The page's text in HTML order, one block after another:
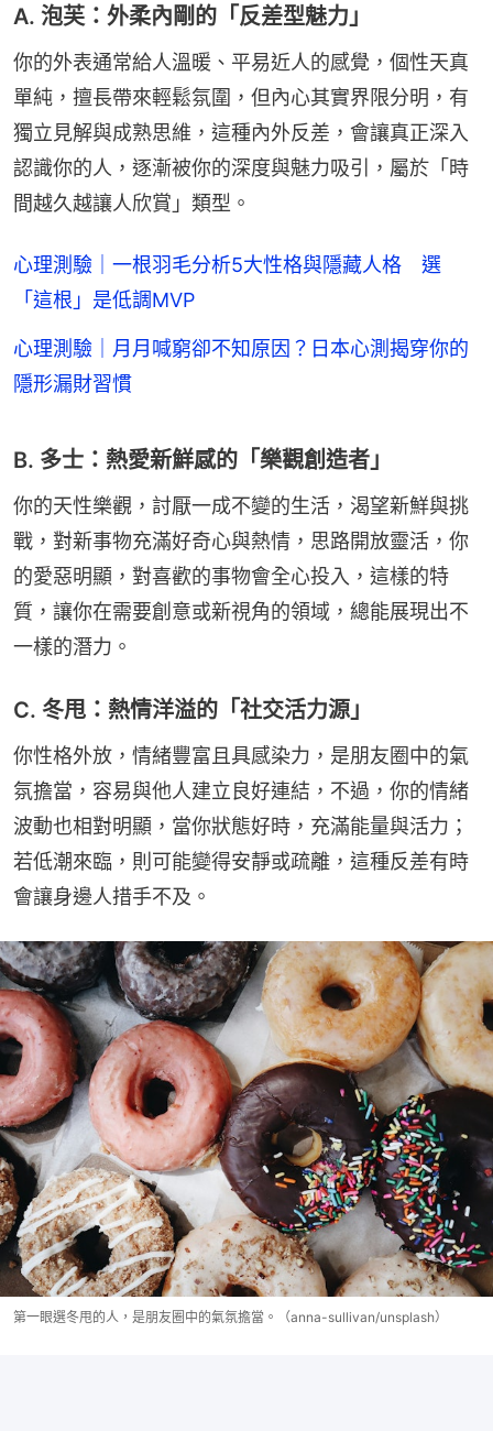
A. 泡芙：外柔內剛的「反差型魅力」
你的外表通常給人溫暖、平易近人的感覺，個性天真
單純，擅長帶來輕鬆氛圍，但內心其實界限分明，有
獨立見解與成熟思維，這種內外反差，會讓真正深入
認識你的人，逐漸被你的深度與魅力吸引，屬於「時
間越久越讓人欣賞」類型。
心理測驗｜一根羽毛分析5大性格與隱藏人格 選
「這根」是低調MVP
心理測驗｜月月喊窮卻不知原因？日本心測揭穿你的
隱形漏財習慣
B. 多士：熱愛新鮮感的「樂觀創造者」
你的天性樂觀，討厭一成不變的生活，渴望新鮮與挑
戰，對新事物充滿好奇心與熱情，思路開放靈活，你
的愛惡明顯，對喜歡的事物會全心投入，這樣的特
質，讓你在需要創意或新視角的領域，總能展現出不
一樣的潛力。
C. 冬甩：熱情洋溢的「社交活力源」
你性格外放，情緒豐富且具感染力，是朋友圈中的氣
氛擔當，容易與他人建立良好連結，不過，你的情緒
波動也相對明顯，當你狀態好時，充滿能量與活力；
若低潮來臨，則可能變得安靜或疏離，這種反差有時
會讓身邊人措手不及。
第一眼選冬甩的人，是朋友圈中的氣氛擔當。（anna-sullivan/unsplash）